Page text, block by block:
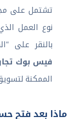
تشتمل على
نوع العمل
بالنقر على
فيس بوك
الممكنة
ماذا بعد فتح